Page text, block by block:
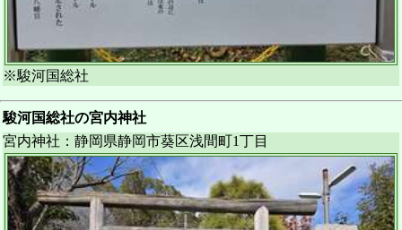
※駿河国総社
駿河国総社の宮内神社
宮内神社：静岡県静岡市葵区浅間町1丁目